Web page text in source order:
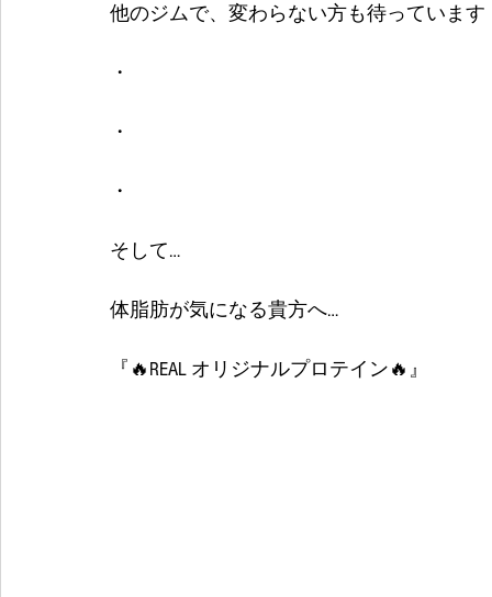
他のジムで、変わらない方も待っています
・
・
・
そして…
体脂肪が気になる貴方へ…
『🔥REAL オリジナルプロテイン🔥』